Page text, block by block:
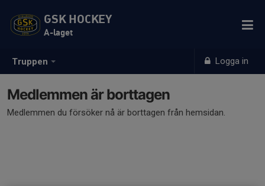
Truppen Logga in
GSK HOCKEY
A-laget
Medlemmen är borttagen
Medlemmen du försöker nå är borttagen från hemsidan.